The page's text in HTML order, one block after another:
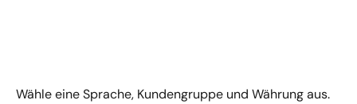
Wähle eine Sprache, Kundengruppe und Währung aus.